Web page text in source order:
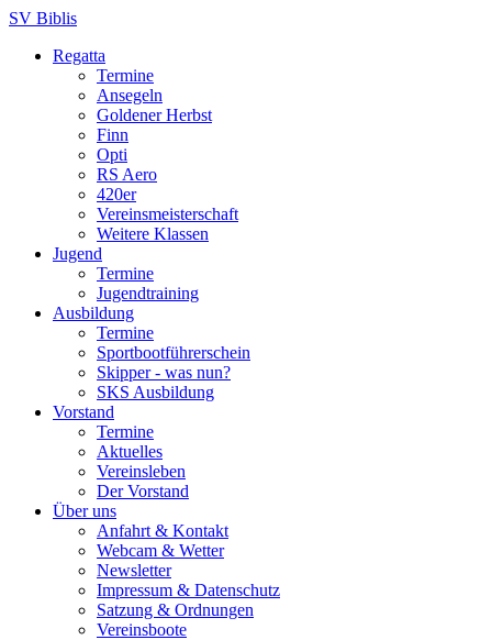
SV Biblis
Regatta
Termine
Ansegeln
Goldener Herbst
Finn
Opti
RS Aero
420er
Vereinsmeisterschaft
Weitere Klassen
Jugend
Termine
Jugendtraining
Ausbildung
Termine
Sportbootführerschein
Skipper - was nun?
SKS Ausbildung
Vorstand
Termine
Aktuelles
Vereinsleben
Der Vorstand
Über uns
Anfahrt & Kontakt
Webcam & Wetter
Newsletter
Impressum & Datenschutz
Satzung & Ordnungen
Vereinsboote